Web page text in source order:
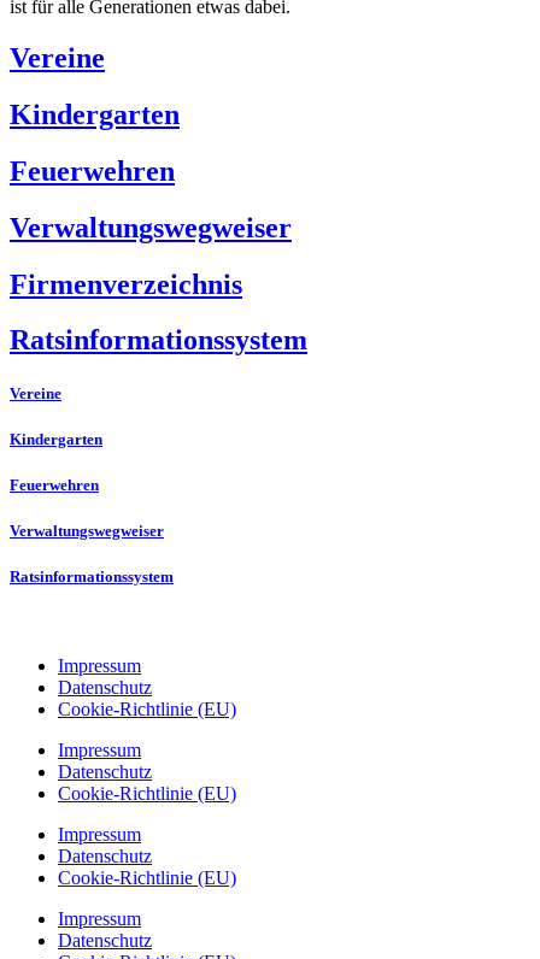
ist für alle Generationen etwas dabei.
Vereine
Kindergarten
Feuerwehren
Verwaltungswegweiser
Firmenverzeichnis
Ratsinformationssystem
Vereine
Kindergarten
Feuerwehren
Verwaltungswegweiser
Ratsinformationssystem
Impressum
Datenschutz
Cookie-Richtlinie (EU)
Impressum
Datenschutz
Cookie-Richtlinie (EU)
Impressum
Datenschutz
Cookie-Richtlinie (EU)
Impressum
Datenschutz